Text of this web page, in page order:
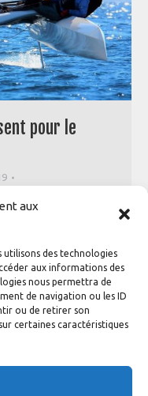
aux
utilisons des technologies
aux informations des
nous permettra de
de navigation ou les ID
ou de retirer son
certaines caractéristiques
pour le
28 au samedi
Un événement
occasion de le
d’y participer